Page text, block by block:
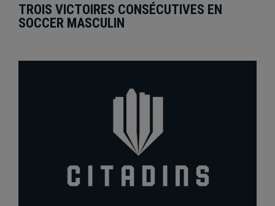
TROIS VICTOIRES CONSÉCUTIVES EN
SOCCER MASCULIN